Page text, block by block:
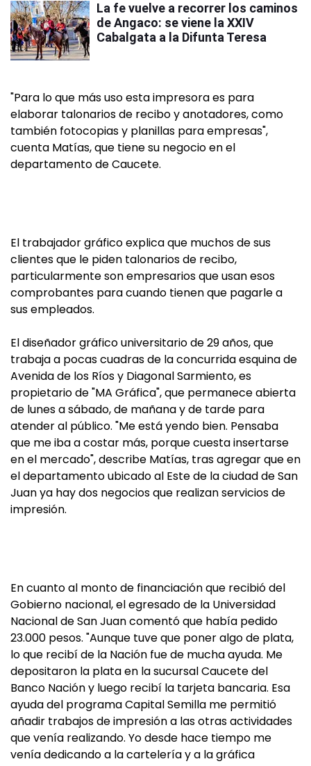
La fe vuelve a recorrer los caminos
de Angaco: se viene la XXIV
Cabalgata a la Difunta Teresa
"Para lo que más uso esta impresora es para
elaborar talonarios de recibo y anotadores, como
también fotocopias y planillas para empresas",
cuenta Matías, que tiene su negocio en el
departamento de Caucete.
El trabajador gráfico explica que muchos de sus
clientes que le piden talonarios de recibo,
particularmente son empresarios que usan esos
comprobantes para cuando tienen que pagarle a
sus empleados.
El diseñador gráfico universitario de 29 años, que
trabaja a pocas cuadras de la concurrida esquina de
Avenida de los Ríos y Diagonal Sarmiento, es
propietario de "MA Gráfica", que permanece abierta
de lunes a sábado, de mañana y de tarde para
atender al público. "Me está yendo bien. Pensaba
que me iba a costar más, porque cuesta insertarse
en el mercado", describe Matías, tras agregar que en
el departamento ubicado al Este de la ciudad de San
Juan ya hay dos negocios que realizan servicios de
impresión.
En cuanto al monto de financiación que recibió del
Gobierno nacional, el egresado de la Universidad
Nacional de San Juan comentó que había pedido
23.000 pesos. "Aunque tuve que poner algo de plata,
lo que recibí de la Nación fue de mucha ayuda. Me
depositaron la plata en la sucursal Caucete del
Banco Nación y luego recibí la tarjeta bancaria. Esa
ayuda del programa Capital Semilla me permitió
añadir trabajos de impresión a las otras actividades
que venía realizando. Yo desde hace tiempo me
venía dedicando a la cartelería y a la gráfica